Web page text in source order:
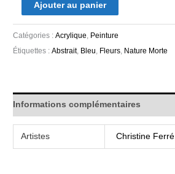
Ajouter au panier
Catégories :Acrylique, Peinture
Étiquettes :Abstrait, Bleu, Fleurs, Nature Morte
Informations complémentaires
Artistes Christine Ferré